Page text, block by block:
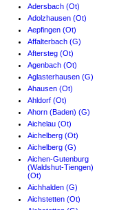
Adersbach (Ot)
Adolzhausen (Ot)
Aepfingen (Ot)
Affalterbach (G)
Aftersteg (Ot)
Agenbach (Ot)
Aglasterhausen (G)
Ahausen (Ot)
Ahldorf (Ot)
Ahorn (Baden) (G)
Aichelau (Ot)
Aichelberg (Ot)
Aichelberg (G)
Aichen-Gutenburg
(Waldshut-Tiengen)
(Ot)
Aichhalden (G)
Aichstetten (Ot)